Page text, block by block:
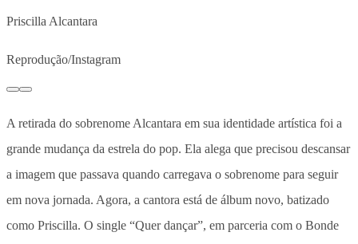
Priscilla Alcantara
Reprodução/Instagram
A retirada do sobrenome Alcantara em sua identidade artística foi a
grande mudança da estrela do pop. Ela alega que precisou descansar
a imagem que passava quando carregava o sobrenome para seguir
em nova jornada. Agora, a cantora está de álbum novo, batizado
como Priscilla. O single “Quer dançar”, em parceria com o Bonde